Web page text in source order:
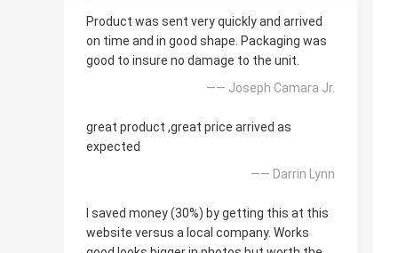
Product was sent very quickly and arrived
on time and in good shape. Packaging was
good to insure no damage to the unit.
—— Joseph Camara Jr.
great product ,great price arrived as
expected
—— Darrin Lynn
I saved money (30%) by getting this at this
website versus a local company. Works